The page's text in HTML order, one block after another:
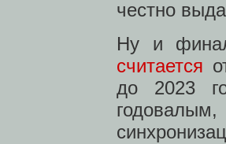
честно
Ну и
считается
до 2023